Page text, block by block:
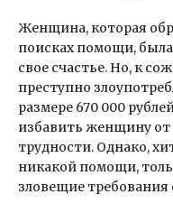
Женщина, которая
поисках помощи,
свое счастье. Но, к
преступно
размере 670 000
избавить женщину от
трудности. Однако,
никакой помощи,
зловещие